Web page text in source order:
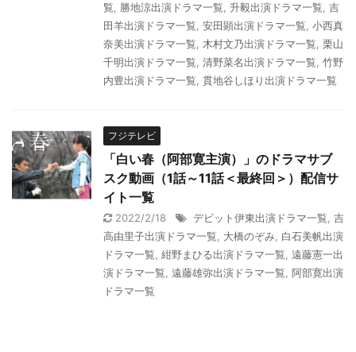
覧
勝地涼出演ドラマ一覧 升毅出演ドラマ一覧 吉
田羊出演ドラマ一覧 安田顕出演ドラマ一覧 小西真
奈美出演ドラマ一覧
木村文乃出演ドラマ一覧 栗山
千明出演ドラマ一覧 清野菜名出演ドラマ一覧 竹野
内豊出演ドラマ一覧 貫地谷しほり出演ドラマ一覧
フジテレビ
「白い春（阿部寛主演）」のドラマサブ
スク動画（1話～11話＜最終回＞）配信サ
イト一覧
2022/2/18 デビット伊東出演ドラマ一覧 吉
高由里子出演ドラマ一覧
大橋のぞみ 白石美帆出演
ドラマ一覧 紺野まひる出演ドラマ一覧 遠藤憲一出
演ドラマ一覧 遠藤雄弥出演ドラマ一覧 阿部寛出演
ドラマ一覧